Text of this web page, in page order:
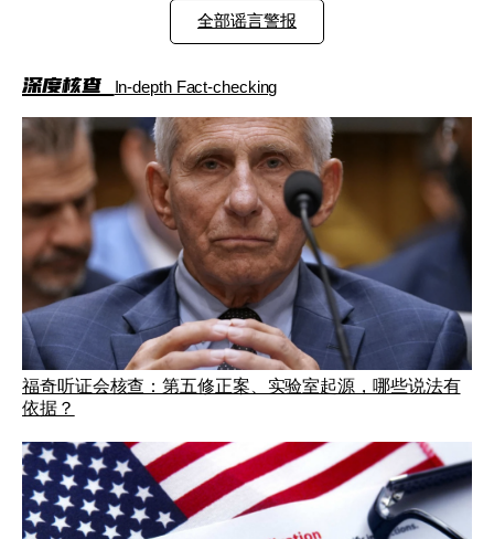
全部谣言警报
深度核查 In-depth Fact-checking
福奇听证会核查：第五修正案、实验室起源，哪些说法有
依据？